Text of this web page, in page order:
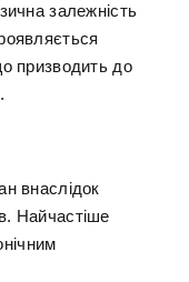
залежність
призводить до
внаслідок
Найчастіше